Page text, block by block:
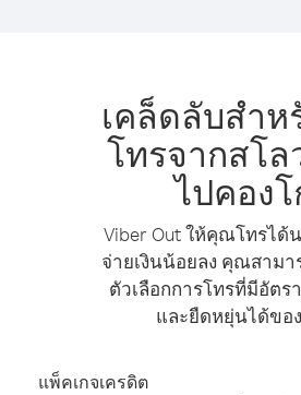
เคล็ดลับสำห
โทรจากสโล
ไปคองโ
Viber Out ให้คุณโทรได้
จ่ายเงินน้อยลง คุณสามา
ตัวเลือกการโทรที่มีอัตร
และยืดหยุ่นได้ของ
แพ็คเกจเครดิต